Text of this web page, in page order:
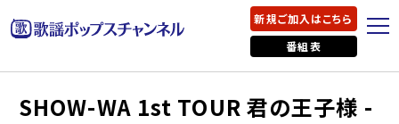
新規ご加入はこちら
番組表
SHOW-WA 1st TOUR 君の王子様 -